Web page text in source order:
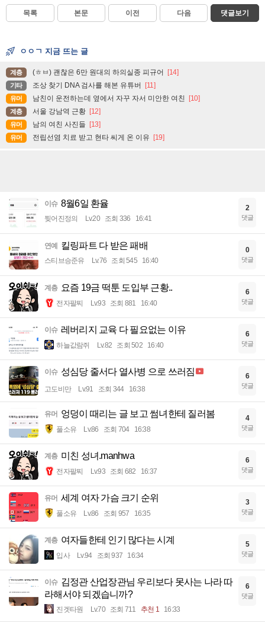
목록 본문 이전 다음 댓글보기
ㅇㅇㄱ 지금 뜨는 글
계층 (ㅎㅂ) 괜찮은 6만 원대의 하의실종 피규어 [14]
기타 조상 찾기 DNA 검사를 해본 유튜버 [11]
유머 남친이 운전하는데 옆에서 자꾸 자서 미안한 여친 [10]
계층 서울 강남역 근황 [12]
유머 남의 여친 사진들 [13]
유머 전립선염 치료 받고 현타 씨게 온 이유 [19]
이슈 8월6일 환율
찢어진정의 Lv.20 조회 336 16:41
2
댓글
연예 킬링파트 다 받은 패배
스티브승준유 Lv.76 조회 545 16:40
0
댓글
계층 요즘 19금 떡툰 도입부 근황..
전자팔찌 Lv.93 조회 881 16:40
6
댓글
이슈 레버리지 교육 다 필요없는 이유
하늘값람쥐 Lv.82 조회 502 16:40
6
댓글
이슈 성심당 줄서다 열사병 으로 쓰러짐
고도비만 Lv.91 조회 344 16:38
6
댓글
유머 엉덩이 때리는 글 보고 썸녀한테 질러봄
풀소유 Lv.86 조회 704 16:38
4
댓글
계층 미친 성녀.manhwa
전자팔찌 Lv.93 조회 682 16:37
6
댓글
유머 세계 여자 가슴 크기 순위
풀소유 Lv.86 조회 957 16:35
3
댓글
계층 여자들한테 인기 많다는 시계
입사 Lv.94 조회 937 16:34
5
댓글
이슈 김정관 산업장관님 우리보다 못사는 나라 따
라해서야 되겠습니까?
진겟타원 Lv.70 조회 711 추천 1 16:33
6
댓글